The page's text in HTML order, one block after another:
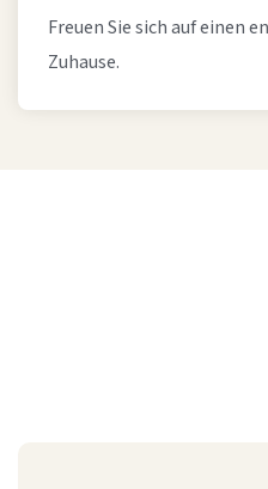
Freuen Sie sich auf einen
Zuhause.